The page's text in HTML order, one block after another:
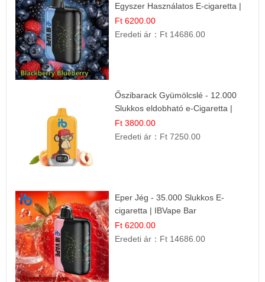
Egyszer Használatos E-cigaretta |
Prémium Ízélmény
Ft 6200.00
Eredeti ár： Ft 14686.00
Őszibarack Gyümölcslé - 12.000
Slukkos eldobható e-Cigaretta |
Friss Gyümölcs Íz
Ft 3800.00
Eredeti ár： Ft 7250.00
Eper Jég - 35.000 Slukkos E-
cigaretta | IBVape Bar
Ft 6200.00
Eredeti ár： Ft 14686.00